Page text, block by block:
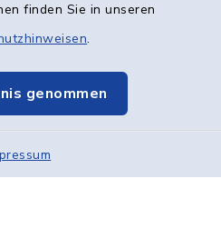
finden Sie in unseren
.
genommen
Kommunikation